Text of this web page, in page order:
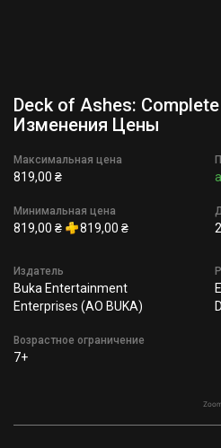
Deck of Ashes:
Изменения Цены
Максимальная цена
819,00 ₴
Минимальная цена
819,00 ₴ 819,00 ₴
Издатель
Buka Entertainment
Enterprises (AO BUKA)
Возрастное ограничение
7+